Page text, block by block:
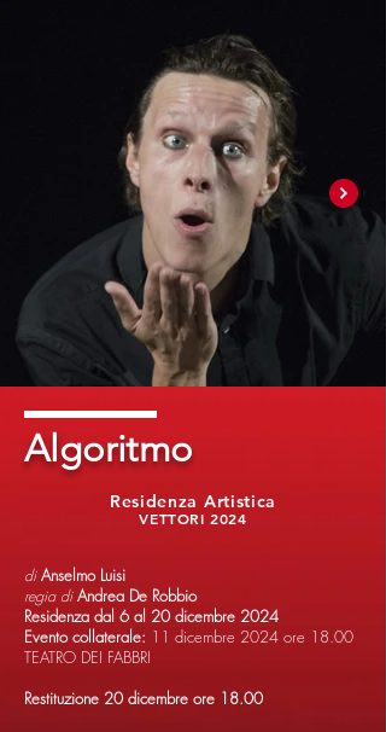
Algoritmo
VETTORI 2024
Residenza Artistica
di Anselmo Luisi
regia diAndrea De Robbio
Residenza dal 6 al 20 dicembre 2024
Evento collaterale: 11 dicembre 2024 ore 18.00
TEATRO DEI FABBRI
Restituzione 20 dicembre ore 18.00